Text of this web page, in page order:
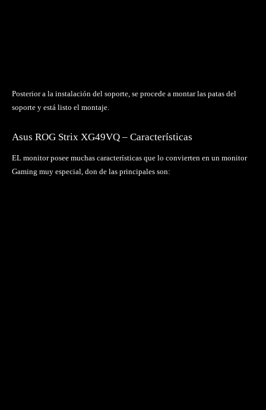
Posterior a la instalación del soporte, se procede a montar las patas del
soporte y está listo el montaje.
Asus ROG Strix XG49VQ – Características
EL monitor posee muchas características que lo convierten en un monitor
Gaming muy especial, don de las principales son: